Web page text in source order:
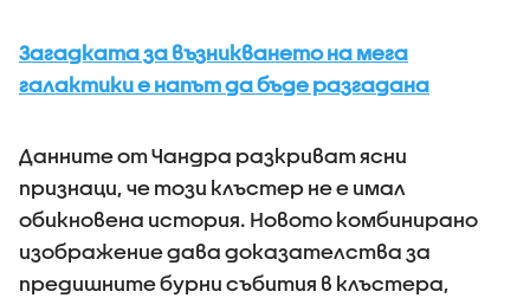
Загадката за възникването на мега
галактики е напът да бъде разгадана
Данните от Чандра разкриват ясни
признаци, че този клъстер не е имал
обикновена история. Новото комбинирано
изображение дава доказателства за
предишните бурни събития в клъстера,